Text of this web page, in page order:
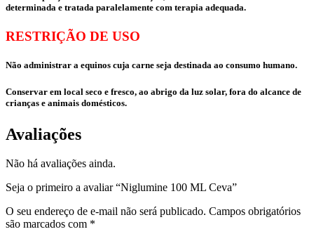
determinada e tratada paralelamente com terapia adequada.
RESTRIÇÃO DE USO
Não administrar a equinos cuja carne seja destinada ao consumo humano.
Conservar em local seco e fresco, ao abrigo da luz solar, fora do alcance de
crianças e animais domésticos.
Avaliações
Não há avaliações ainda.
Seja o primeiro a avaliar “Niglumine 100 ML Ceva”
O seu endereço de e-mail não será publicado. Campos obrigatórios
são marcados com *